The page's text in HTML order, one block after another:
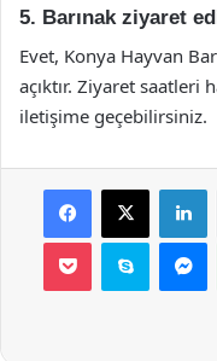
5. Barınak ziyaret
Evet, Konya Hayvan
açıktır. Ziyaret saatleri
iletişime geçebilirsiniz.
Facebook
X
Pocket Skype